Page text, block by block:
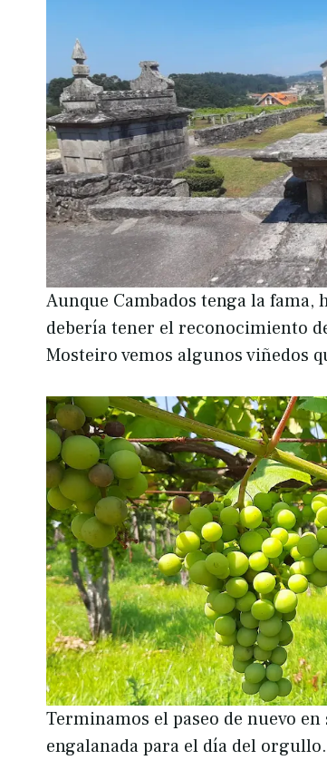
Aunque Cambados tenga la fama,
debería tener el reconocimiento
Mosteiro vemos algunos viñedos
Terminamos el paseo de nuevo
engalanada para el día del